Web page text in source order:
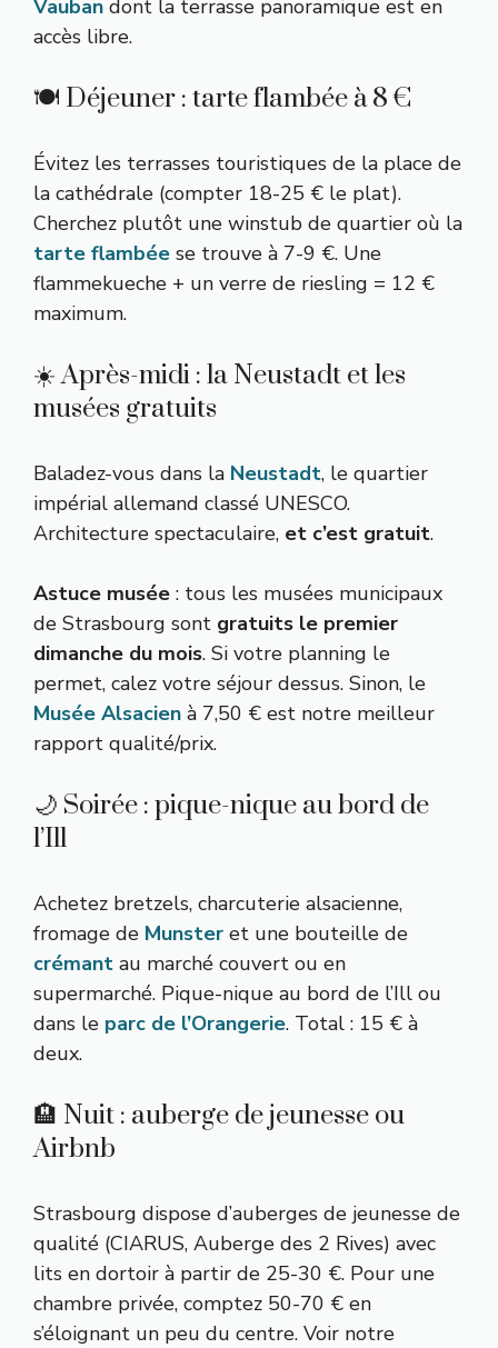
Vauban dont la terrasse panoramique est en
accès libre.
🍽️ Déjeuner : tarte flambée à 8 €
Évitez les terrasses touristiques de la place de
la cathédrale (compter 18-25 € le plat).
Cherchez plutôt une winstub de quartier où la
tarte flambée se trouve à 7-9 €. Une
flammekueche + un verre de riesling = 12 €
maximum.
☀️ Après-midi : la Neustadt et les
musées gratuits
Baladez-vous dans la Neustadt, le quartier
impérial allemand classé UNESCO.
Architecture spectaculaire, et c’est gratuit.
Astuce musée : tous les musées municipaux
de Strasbourg sont gratuits le premier
dimanche du mois. Si votre planning le
permet, calez votre séjour dessus. Sinon, le
Musée Alsacien à 7,50 € est notre meilleur
rapport qualité/prix.
🌙 Soirée : pique-nique au bord de
l’Ill
Achetez bretzels, charcuterie alsacienne,
fromage de Munster et une bouteille de
crémant au marché couvert ou en
supermarché. Pique-nique au bord de l’Ill ou
dans le parc de l’Orangerie. Total : 15 € à
deux.
🏨 Nuit : auberge de jeunesse ou
Airbnb
Strasbourg dispose d’auberges de jeunesse de
qualité (CIARUS, Auberge des 2 Rives) avec
lits en dortoir à partir de 25-30 €. Pour une
chambre privée, comptez 50-70 € en
s’éloignant un peu du centre. Voir notre